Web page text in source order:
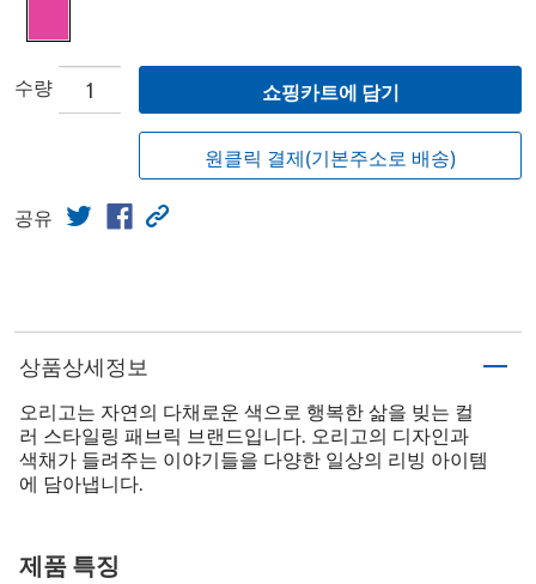
수량 쇼핑카트에 담기
원클릭 결제(기본주소로 배송)
공유
상품상세정보
오리고는 자연의 다채로운 색으로 행복한 삶을 빚는 컬
러 스타일링 패브릭 브랜드입니다. 오리고의 디자인과
색채가 들려주는 이야기들을 다양한 일상의 리빙 아이템
에 담아냅니다.
제품 특징